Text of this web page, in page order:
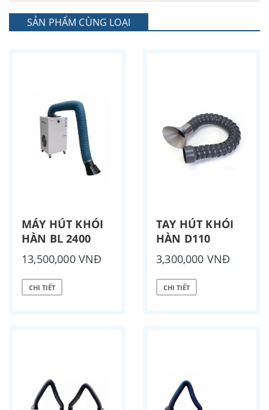
SẢN PHẨM CÙNG LOẠI
MÁY HÚT KHÓI
HÀN BL 2400
13,500,000 VNĐ
CHI TIẾT
TAY HÚT KHÓI
HÀN D110
3,300,000 VNĐ
CHI TIẾT